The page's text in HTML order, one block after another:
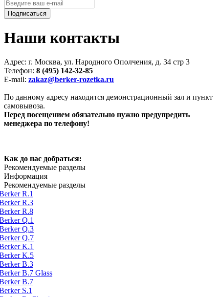
Подписаться
Наши контакты
Адрес: г. Москва, ул. Народного Ополчения, д. 34 стр 3
Телефон: 8 (495) 142-32-85
E-mail: zakaz@berker-rozetka.ru
По данному адресу находится демонстрационный зал и пункт
самовывоза.
Перед посещением обязательно нужно предупредить
менеджера по телефону!
Как до нас добраться:
Рекомендуемые разделы
Информация
Рекомендуемые разделы
R.1
R.3
R.8
Q.1
Q.3
Q.7
K.1
K.5
B.3
B.7 Glass
B.7
S.1